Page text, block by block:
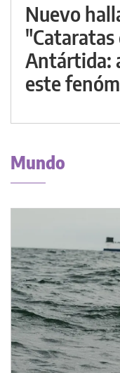
Nuevo
"Cataratas
Antártida:
este
Mundo